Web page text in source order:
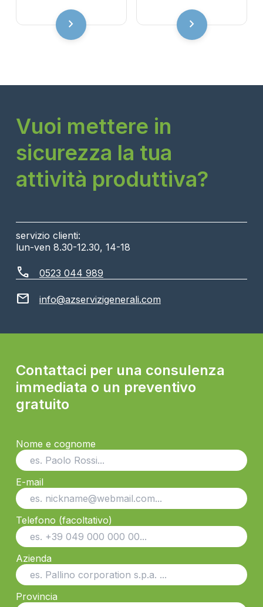
chevron_right chevron_right
Vuoi mettere in
sicurezza la tua
attività produttiva?
servizio clienti:
lun-ven 8.30-12.30, 14-18
call 0523 044 989
mail info@azservizigenerali.com
Contattaci per una consulenza
immediata o un preventivo
gratuito
Nome e cognome
E-mail
Telefono (facoltativo)
Azienda
Provincia